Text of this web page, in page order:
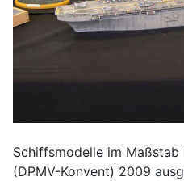
Schiffsmodelle im Maßstab
(DPMV-Konvent) 2009